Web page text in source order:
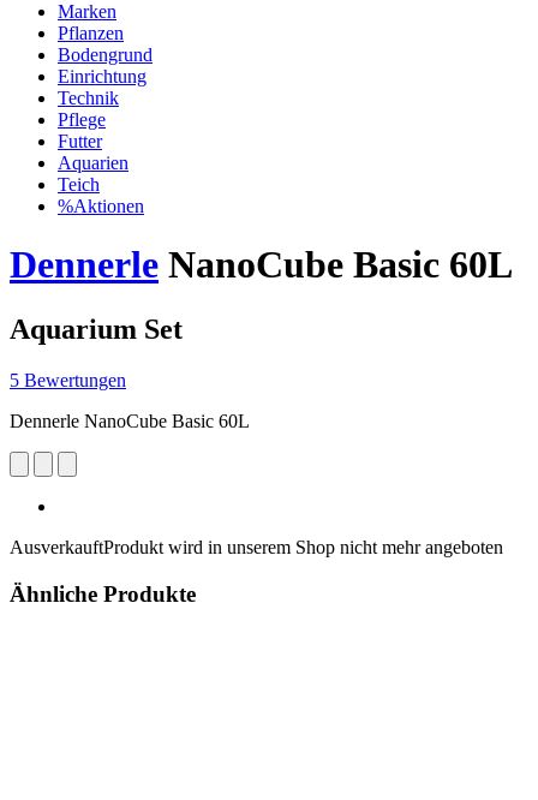
Marken
Pflanzen
Bodengrund
Einrichtung
Technik
Pflege
Futter
Aquarien
Teich
%Aktionen
Dennerle NanoCube Basic 60L
Aquarium Set
5 Bewertungen
Dennerle NanoCube Basic 60L
AusverkauftProdukt wird in unserem Shop nicht mehr angeboten
Ähnliche Produkte